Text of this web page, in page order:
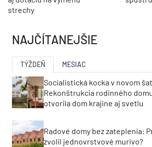
strechy
NAJČÍTANEJŠIE
TÝŽDEŇ MESIAC
Socialistická kocka v novom
Rekonštrukcia rodinného
otvorila dom krajine aj svetlu
Radové domy bez zateplenia:
zvolil jednovrstvové murivo?